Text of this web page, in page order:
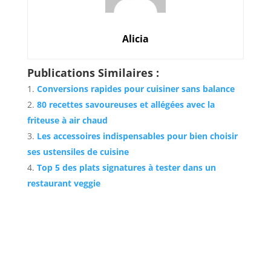
Alicia
Publications Similaires :
Conversions rapides pour cuisiner sans balance
80 recettes savoureuses et allégées avec la
friteuse à air chaud
Les accessoires indispensables pour bien choisir
ses ustensiles de cuisine
Top 5 des plats signatures à tester dans un
restaurant veggie